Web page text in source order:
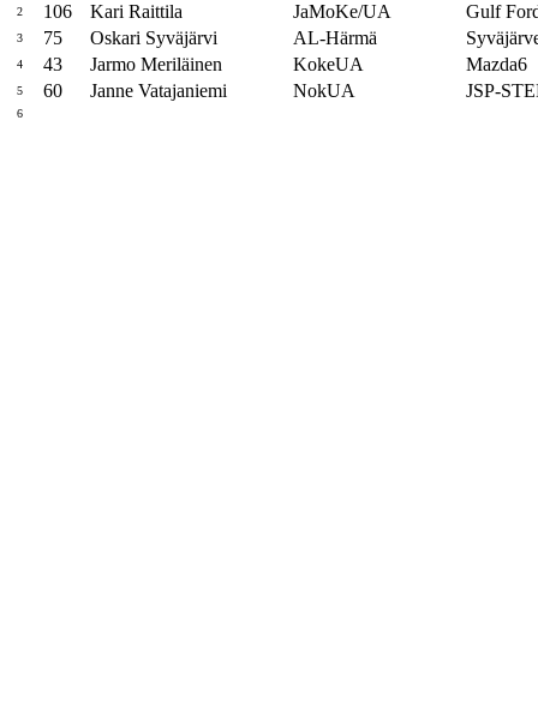
2 106 Kari Raittila JaMoKe/UA Gulf
3 75 Oskari Syväjärvi AL-Härmä
4 43 Jarmo Meriläinen KokeUA Mazda6
5 60 Janne Vatajaniemi NokUA JSP-
6